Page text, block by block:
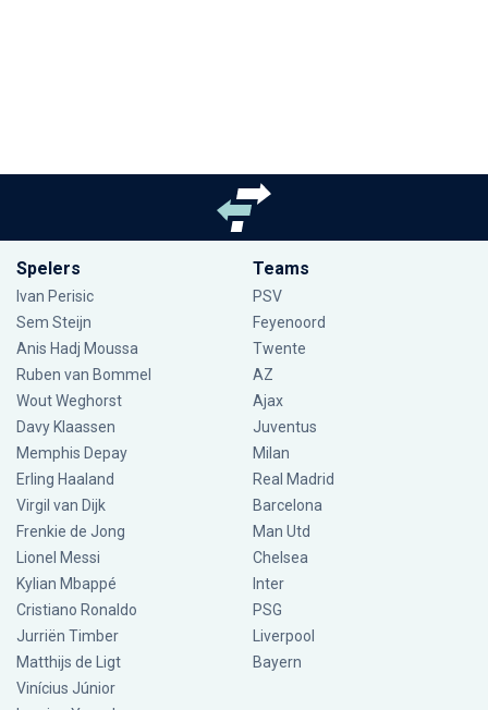
Spelers
Ivan Perisic
Sem Steijn
Anis Hadj Moussa
Ruben van Bommel
Wout Weghorst
Davy Klaassen
Memphis Depay
Erling Haaland
Virgil van Dijk
Frenkie de Jong
Lionel Messi
Kylian Mbappé
Cristiano Ronaldo
Jurriën Timber
Matthijs de Ligt
Vinícius Júnior
Teams
PSV
Feyenoord
Twente
AZ
Ajax
Juventus
Milan
Real Madrid
Barcelona
Man Utd
Chelsea
Inter
PSG
Liverpool
Bayern